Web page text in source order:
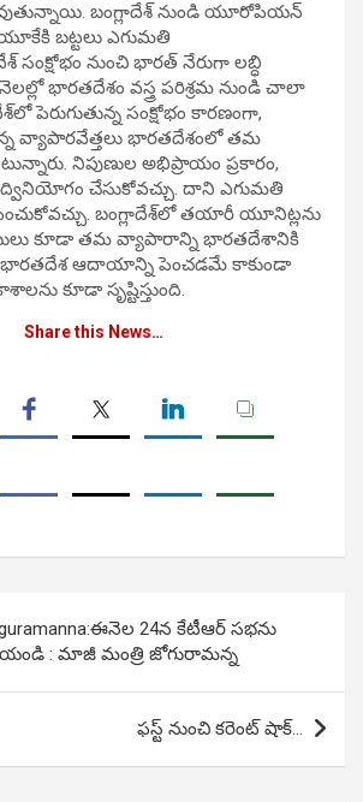
బంగ్లాదేశ్ నుండి యూరోపియన్
బట్టలు ఎగుమతి
సంక్షోభం నుంచి భారత్ నేరుగా లబ్ధి
భారతదేశం వస్త్ర పరిశ్రమ నుండి చాలా
పెరుగుతున్న సంక్షోభం కారణంగా,
వ్యాపారవేత్తలు భారతదేశంలో తమ
నిపుణుల అభిప్రాయం ప్రకారం,
చేసుకోవచ్చు. దాని ఎగుమతి
బంగ్లాదేశ్‌లో తయారీ యూనిట్లను
కూడా తమ వ్యాపారాన్ని భారతదేశానికి
భారతదేశ ఆదాయాన్ని పెంచడమే కాకుండా
కూడా సృష్టిస్తుంది.
Share this News…
24న కేటీఆర్ స‌భ‌ను
: మాజీ మంత్రి జోగురామ‌న్న‌
ఫస్ట్ నుంచి కరెంట్ షాక్…